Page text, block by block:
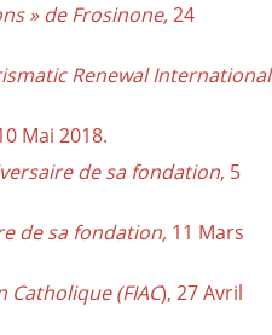
» de Frosinone, 24
Renewal International
Mai 2018.
de sa fondation, 5
de sa fondation, 11 Mars
(FIAC), 27 Avril